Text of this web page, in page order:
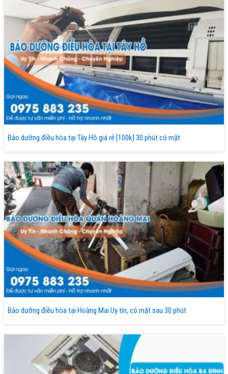
Bảo dưỡng điều hòa tại Tây Hồ giá rẻ [100k] 30 phút có mặt
Bảo dưỡng điều hòa tại Hoàng Mai Uy tín, có mặt sau 30 phút